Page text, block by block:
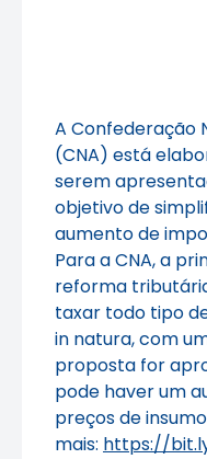
A Confederação
(CNA) está
serem
objetivo de
aumento de
Para a CNA, a
reforma
taxar todo tipo
in natura, com
proposta for
pode haver um
preços de
mais: https://